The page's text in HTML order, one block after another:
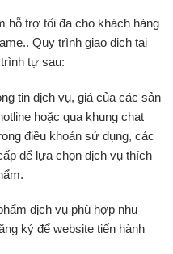
hỗ trợ tối đa cho khách hàng
Quy trình giao dịch tại
tự sau:
tin dịch vụ, giá của các sản
hoặc qua khung chat
điều khoản sử dụng, các
để lựa chọn dịch vụ thích
dịch vụ phù hợp nhu
ký để website tiến hành